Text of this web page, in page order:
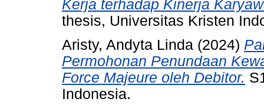
Kerja terhadap Kinerja
thesis, Universitas Kristen
Aristy, Andyta Linda (2024)
Permohonan Penundaan
Force Majeure oleh Debitor.
Indonesia.